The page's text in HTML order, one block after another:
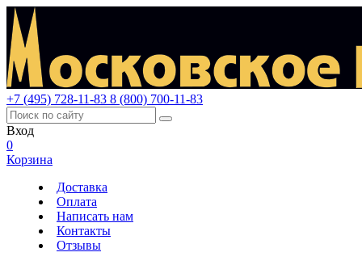
+7 (495) 728-11-83 8 (800) 700-11-83
Вход
0
Корзина
Доставка
Оплата
Написать нам
Контакты
Отзывы